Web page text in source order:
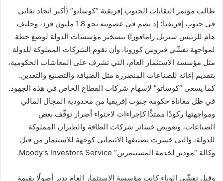
طالب مؤتمر النقابات الجنوب إفريقية “كوساتو” (أكبر اتحاد نقابي
في جنوب إفريقيا؛ إذ يضم في عضويته نحو 1.8 مليون فرد، وحليف
هام للرئيس سيريل رامافوزا) بتسخير مؤسسات الدولة لوضع خطة
لمواجهة تفشّي فيروس كورونا. وأن تقوم الشركات المملوكة للدولة
مثل مؤسسة الاستثمار العام، التي تشرف على المعاشات الحكومية،
بتقديم إغاثة للصناعات المتضررة مثل الضيافة والتصنيع والتعدين.
كما يسعى “كوساتو” لإسهام شركات القطاع الخاص في هذه الجهود.
في ظل معاناة حكومة جنوب إفريقيا من محدودية المجال المالي
ومواجهتها ركودًا ممتدًّا كإجراءات لاحتواء أضرار توقّف بعض
الصناعات، وتعويض خسائر شركات الطاقة والطيران المملوكة
للدولة، والتي خسرت تصنيفها الائتماني كوجهة للاستثمار من قبل
وكالة “موديز لخدمة المستثمرين” Moody’s Investors Service.
وقبل تفشّي الوباء كانت مؤسسة الاستثمار العام تدير أصولًا بقيمة